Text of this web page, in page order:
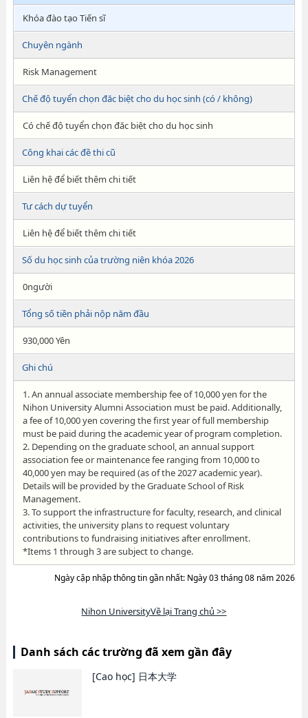
Khóa đào tạo Tiến sĩ
Chuyên ngành
Risk Management
Chế độ tuyển chọn đăc biệt cho du học sinh (có / không)
Có chế độ tuyển chọn đăc biệt cho du học sinh
Công khai các đề thi cũ
Liên hệ để biết thêm chi tiết
Tư cách dự tuyển
Liên hệ để biết thêm chi tiết
Số du học sinh của trường niên khóa 2026
0người
Tổng số tiền phải nộp năm đầu
930,000 Yên
Ghi chú
1. An annual associate membership fee of 10,000 yen for the
Nihon University Alumni Association must be paid. Additionally,
a fee of 10,000 yen covering the first year of full membership
must be paid during the academic year of program completion.
2. Depending on the graduate school, an annual support
association fee or maintenance fee ranging from 10,000 to
40,000 yen may be required (as of the 2027 academic year).
Details will be provided by the Graduate School of Risk
Management.
3. To support the infrastructure for faculty, research, and clinical
activities, the university plans to request voluntary
contributions to fundraising initiatives after enrollment.
*Items 1 through 3 are subject to change.
Ngày cập nhập thông tin gần nhất: Ngày 03 tháng 08 năm 2026
Nihon UniversityVề lại Trang chủ >>
Danh sách các trường đã xem gần đây
[Cao học] 日本大学